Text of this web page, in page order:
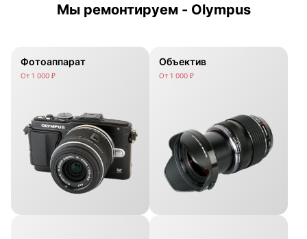
Мы ремонтируем - Olympus
Фотоаппарат
От 1 000 ₽
Объектив
От 1 000 ₽